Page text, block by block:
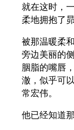
就在这时，
柔地拥抱了
被那温暖柔
旁边美丽的
胭脂的嘴唇
澈，似乎可
常宏伟。
他已经知道